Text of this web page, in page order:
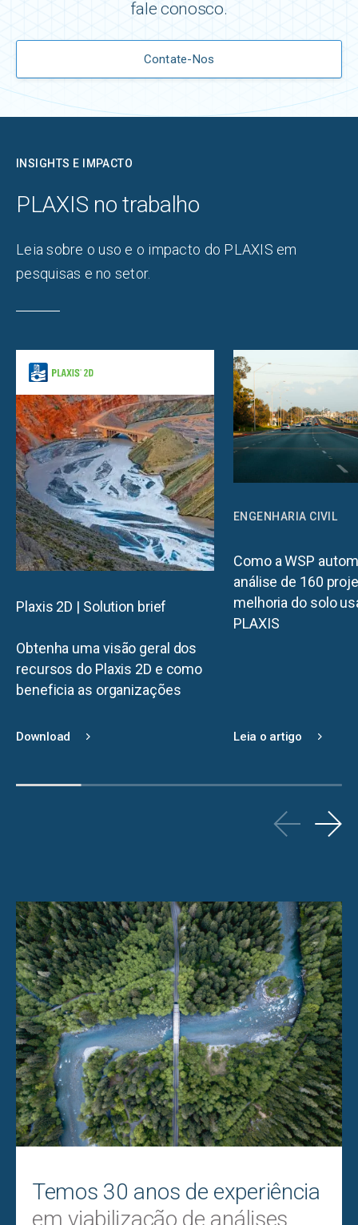
fale conosco.
Contate-Nos
INSIGHTS E IMPACTO
PLAXIS no trabalho​
Leia sobre o uso e o impacto do PLAXIS em
pesquisas e no setor.
Plaxis 2D | Solution brief
Obtenha uma visão geral dos
recursos do Plaxis 2D e como
beneficia as organizações
Download
ENGENHARIA CIVIL
Como a WSP
análise de 160
melhoria do solo
PLAXIS
Leia o artigo
Temos 30 anos de experiência
em viabilização de análises